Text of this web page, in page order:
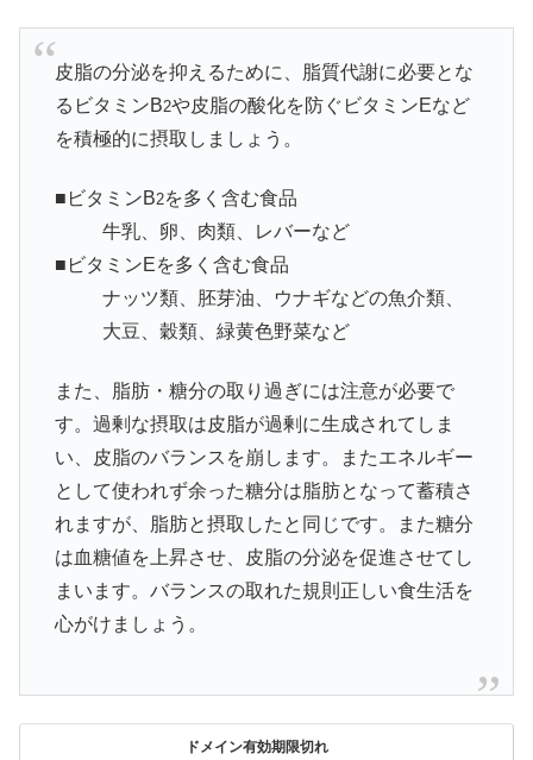
皮脂の分泌を抑えるために、脂質代謝に必要とな
るビタミンB2や皮脂の酸化を防ぐビタミンEなど
を積極的に摂取しましょう。
■ビタミンB2を多く含む食品
牛乳、卵、肉類、レバーなど
■ビタミンEを多く含む食品
ナッツ類、胚芽油、ウナギなどの魚介類、
大豆、穀類、緑黄色野菜など
また、脂肪・糖分の取り過ぎには注意が必要で
す。過剰な摂取は皮脂が過剰に生成されてしま
い、皮脂のバランスを崩します。またエネルギー
として使われず余った糖分は脂肪となって蓄積さ
れますが、脂肪と摂取したと同じです。また糖分
は血糖値を上昇させ、皮脂の分泌を促進させてし
まいます。バランスの取れた規則正しい食生活を
心がけましょう。
ドメイン有効期限切れ